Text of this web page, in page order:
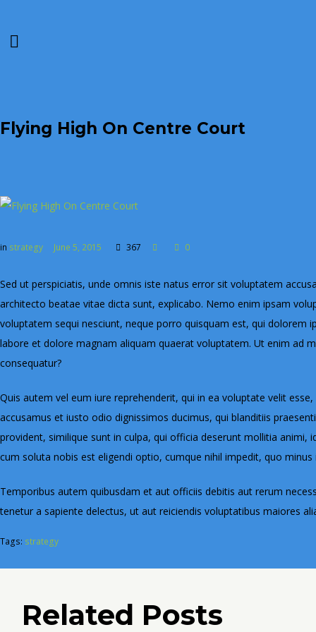
Flying High On Centre Court
in strategy June 5, 2015 367 0
Sed ut perspiciatis, unde omnis iste natus error sit voluptatem
architecto beatae vitae dicta sunt, explicabo. Nemo enim ipsam
voluptatem sequi nesciunt, neque porro quisquam est, qui
labore et dolore magnam aliquam quaerat voluptatem. Ut enim ad
consequatur?
Quis autem vel eum iure reprehenderit, qui in ea voluptate velit
accusamus et iusto odio dignissimos ducimus, qui blanditiis
provident, similique sunt in culpa, qui officia deserunt mollitia
cum soluta nobis est eligendi optio, cumque nihil impedit, quo
Temporibus autem quibusdam et aut officiis debitis aut rerum
tenetur a sapiente delectus, ut aut reiciendis voluptatibus maiores
Tags: strategy
Related Posts